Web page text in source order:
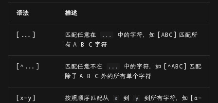
Python re 模块
re.Match
额外语法
语法 描述
[...] 匹配任意在 ... 中的字符，如 [ABC] 匹配所
有 A B C 字符
[^...] 匹配任意不在 ... 中的字符，如 [^ABC] 匹配
除了 A B C 外的所有单个字符
[x-y] 按照顺序匹配从 x 到 y 到所有字符，如 [a-